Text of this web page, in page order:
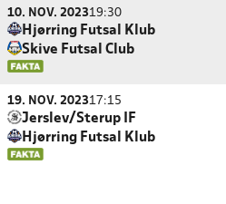
10. NOV. 202319:30
Hjørring Futsal Klub
Skive Futsal Club
19. NOV. 202317:15
Jerslev/Sterup IF
Hjørring Futsal Klub